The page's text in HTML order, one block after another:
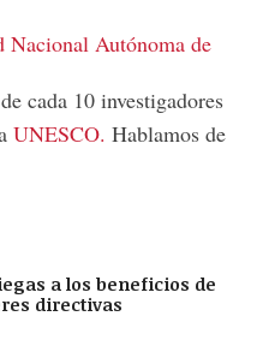
Nacional Autónoma de
cada 10 investigadores
UNESCO. Hablamos de
a los beneficios de
directivas